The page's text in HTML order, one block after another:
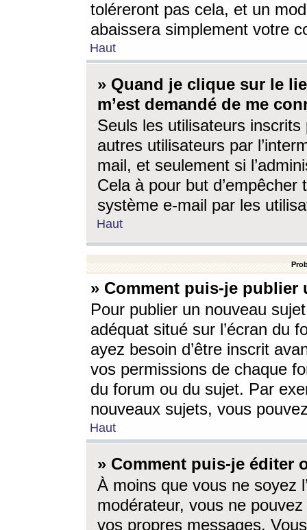
toléreront pas cela, et un
abaissera simplement votre
Haut
» Quand je clique sur le
m’est demandé de me
Seuls les utilisateurs
autres utilisateurs par
mail, et seulement si
Cela à pour but
système e-mail par les
Haut
» Comment puis-je
Pour publier un nouveau
adéquat situé sur l’écran du
ayez besoin d’être inscrit
vos permissions de chaque
du forum ou du sujet. Par
nouveaux sujets, vous
Haut
» Comment puis-je éditer
À moins que vous ne soyez
modérateur, vous ne
vos propres messages.